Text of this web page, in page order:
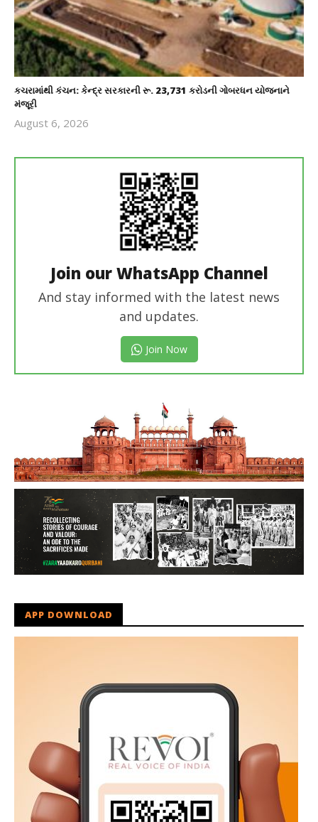
કચરામાંથી કંચન: કેન્દ્ર સરકારની રૂ. 23,731 કરોડની ગોબરધન યોજનાને
મંજૂરી
August 6, 2026
Join our WhatsApp Channel
And stay informed with the latest news
and updates.
Join Now
APP DOWNLOAD